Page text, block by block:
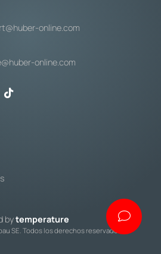
online.com
online.com
bytemperature
SE. Todos los derechos reservados